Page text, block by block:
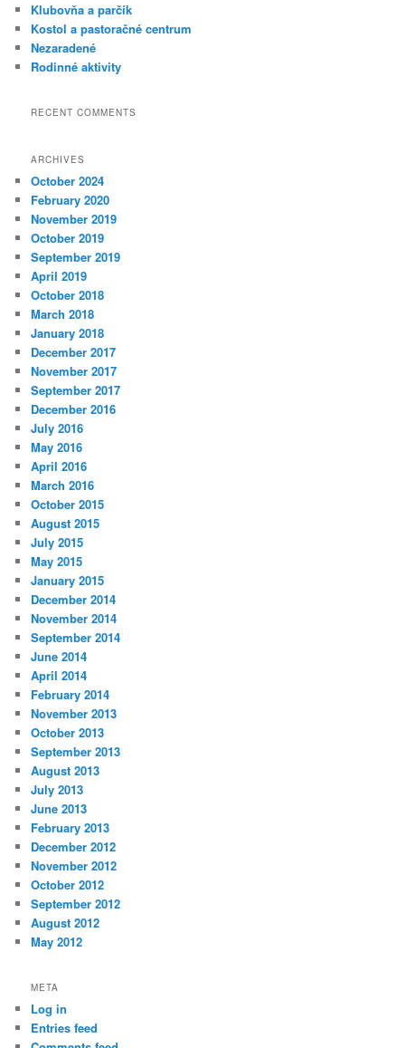
Klubovňa a parčík
Kostol a pastoračné centrum
Nezaradené
Rodinné aktivity
RECENT COMMENTS
ARCHIVES
October 2024
February 2020
November 2019
October 2019
September 2019
April 2019
October 2018
March 2018
January 2018
December 2017
November 2017
September 2017
December 2016
July 2016
May 2016
April 2016
March 2016
October 2015
August 2015
July 2015
May 2015
January 2015
December 2014
November 2014
September 2014
June 2014
April 2014
February 2014
November 2013
October 2013
September 2013
August 2013
July 2013
June 2013
February 2013
December 2012
November 2012
October 2012
September 2012
August 2012
May 2012
META
Log in
Entries feed